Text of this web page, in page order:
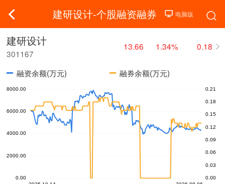
建研设计-个股融资融券
建研设计
301167
13.66 1.34% 0.18
融资余额(万元) 融券余额(万元)